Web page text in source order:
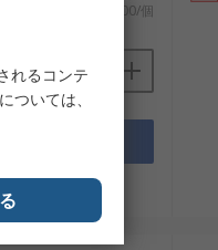
￥689.00/個
タシート
れるコンテ
ついては、